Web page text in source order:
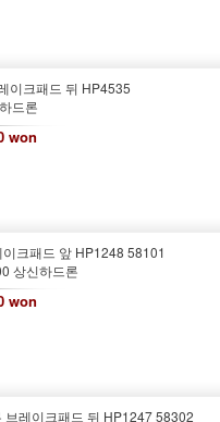
이크패드 뒤 HP4535
드론
won
크패드 앞 HP1248 58101
상신하드론
won
브레이크패드 뒤 HP1247 58302